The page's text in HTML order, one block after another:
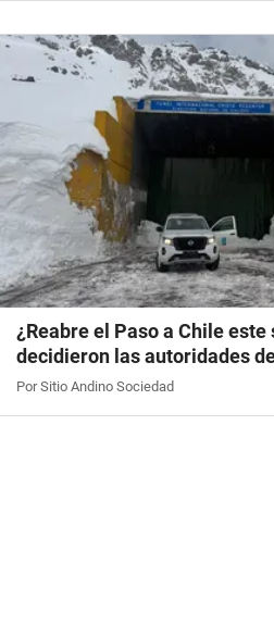
¿Reabre el Paso a Chile este
decidieron las autoridades
Por Sitio Andino Sociedad